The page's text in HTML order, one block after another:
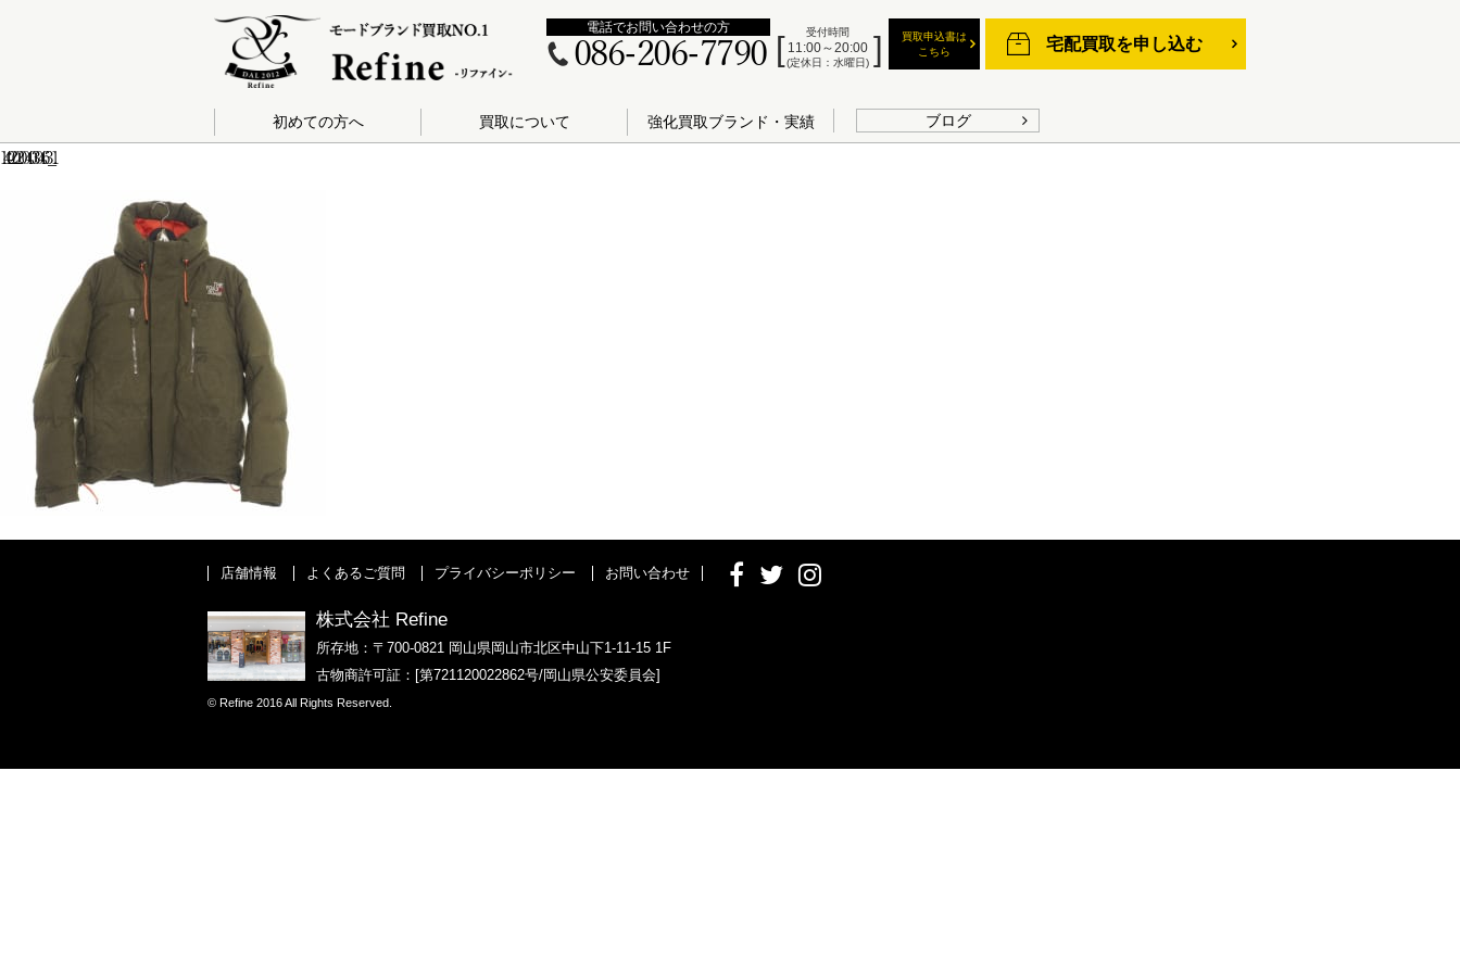
宅配買取を申し込む
買取申込書は
こちら
受付時間
11:00～20:00
(定休日：水曜日)
電話でお問い合わせの方
086-206-7790
初めての方へ 買取について 強化買取ブランド・実績 ブログ
140-202004030463_1
店舗情報 よくあるご質問 プライバシーポリシー お問い合わせ
株式会社 Refine
所存地：〒700-0821 岡山県岡山市北区中山下1-11-15 1F
古物商許可証：[第721120022862号/岡山県公安委員会]
© Refine 2016 All Rights Reserved.